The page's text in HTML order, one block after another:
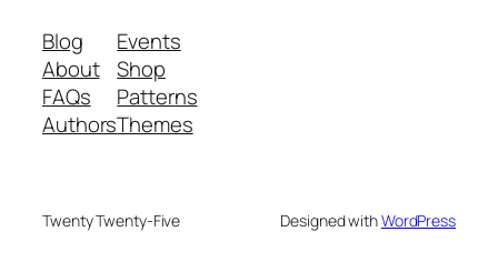
Blog
About
FAQs
Authors
Events
Shop
Patterns
Themes
Twenty Twenty-Five Designed withWordPress